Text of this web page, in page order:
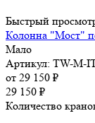
Быстрый
Колонна "Мост"
Мало
Артикул: TW-M-
от 29 150 ₽
29 150 ₽
Количество